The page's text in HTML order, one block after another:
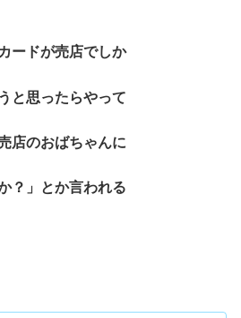
ードが売店でしか
と思ったらやって
店のおばちゃんに
？」とか言われる